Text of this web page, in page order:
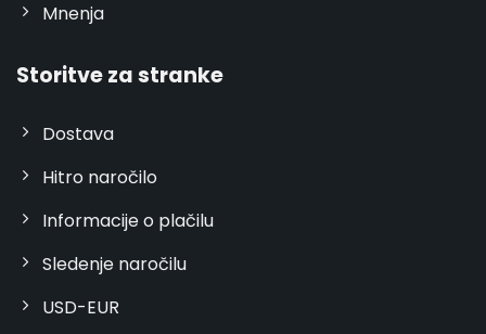
Mnenja
Storitve za stranke
Dostava
Hitro naročilo
Informacije o plačilu
Sledenje naročilu
USD-EUR